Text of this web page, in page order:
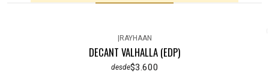
RAYHAAN
DECANT VALHALLA (EDP)
desde$3.600